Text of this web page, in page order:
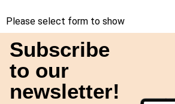
Please select form to show
Subscribe
to our
newsletter!